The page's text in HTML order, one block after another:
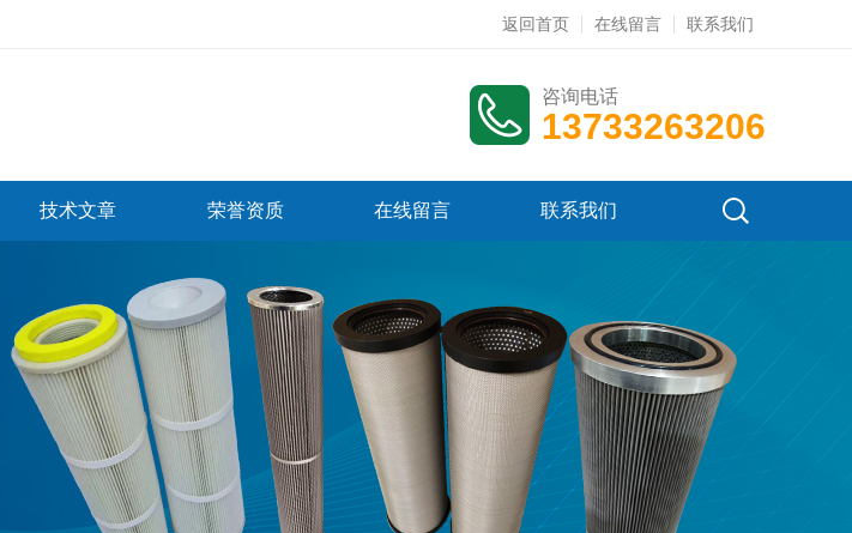
返回首页 在线留言 联系我们
咨询电话
13733263206
技术文章 荣誉资质 在线留言 联系我们